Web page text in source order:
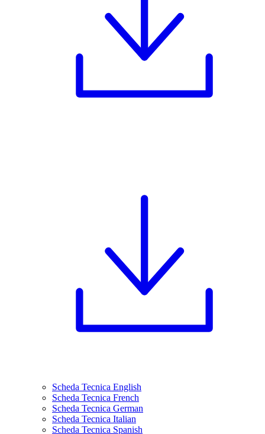
Scheda Tecnica English
Scheda Tecnica French
Scheda Tecnica German
Scheda Tecnica Italian
Scheda Tecnica Spanish